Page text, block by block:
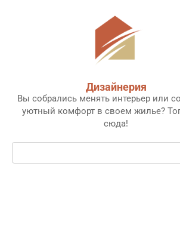
Дизайнерия
Вы собрались менять интерьер или
уютный комфорт в своем жилье?
сюда!
Поиск: